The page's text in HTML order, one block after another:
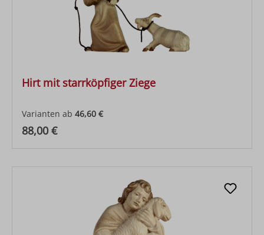
Hirt mit starrköpfiger Ziege
Varianten ab 46,60 €
Regulärer Preis:
88,00 €